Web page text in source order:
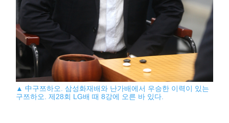
▲ 中구쯔하오. 삼성화재배와 난가배에서 우승한 이력이 있는
구쯔하오. 제28회 LG배 때 8강에 오른 바 있다.